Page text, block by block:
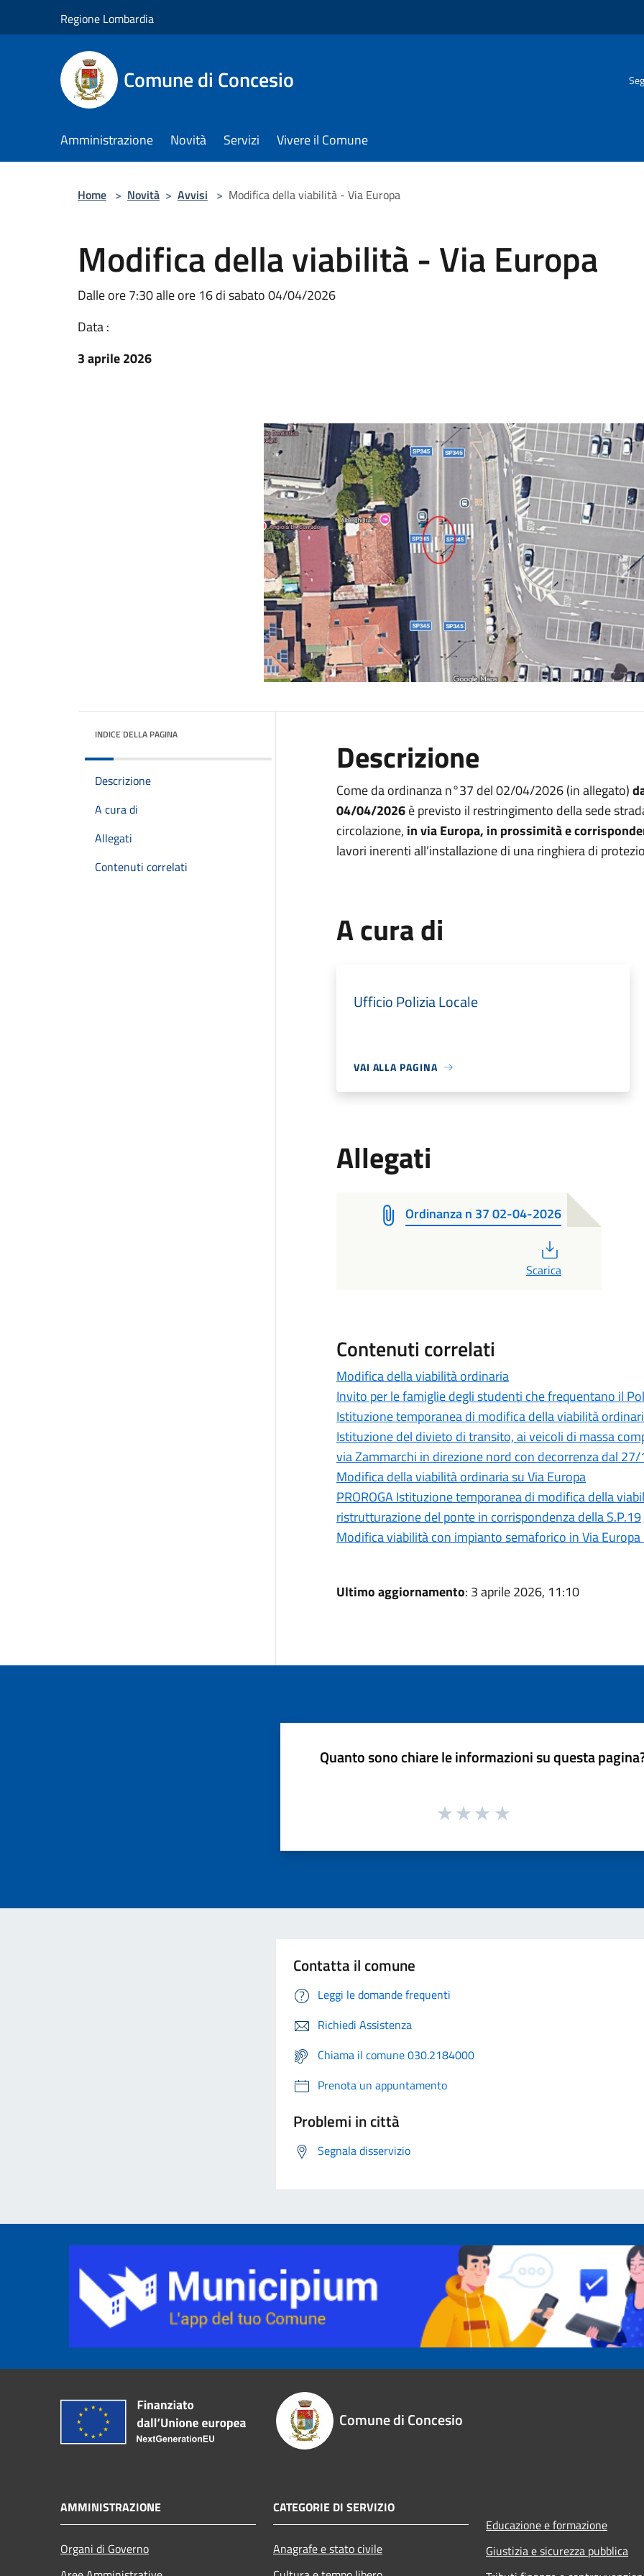
Regione Lombardia
Comune di Concesio
Amministrazione Novità Servizi Vivere il Comune
Home > Novità > Avvisi > Modifica della viabilità - Via Europa
Modifica della viabilità - Via Europa
Dalle ore 7:30 alle ore 16 di sabato 04/04/2026
Data :
3 aprile 2026
INDICE DELLA PAGINA
Descrizione
A cura di
Allegati
Contenuti correlati
Descrizione
Come da ordinanza n°37 del 02/04/2026 (in allegato)
04/04/2026è previsto il restringimento della sede
circolazione, in via Europa, in prossimità e
lavori inerenti all’installazione di una ringhiera di
A cura di
Ufficio Polizia Locale
VAI ALLA PAGINA
Allegati
Ordinanza n 37 02-04-2026
Scarica
Contenuti correlati
Modifica della viabilità ordinaria
Invito per le famiglie degli studenti che frequentano il
Istituzione temporanea di modifica della viabilità
Istituzione del divieto di transito, ai veicoli di massa
via Zammarchi in direzione nord con decorrenza dal
Modifica della viabilità ordinaria su Via Europa
PROROGA Istituzione temporanea di modifica della
ristrutturazione del ponte in corrispondenza della S.P.19
Modifica viabilità con impianto semaforico in Via
Ultimo aggiornamento: 3 aprile 2026, 11:10
Quanto sono chiare le informazioni su questa
Contatta il comune
Leggi le domande frequenti
Richiedi Assistenza
Chiama il comune 030.2184000
Prenota un appuntamento
Problemi in città
Segnala disservizio
Comune di Concesio
AMMINISTRAZIONE
Organi di Governo
CATEGORIE DI SERVIZIO
Anagrafe e stato civile
Educazione e formazione
Giustizia e sicurezza pubblica